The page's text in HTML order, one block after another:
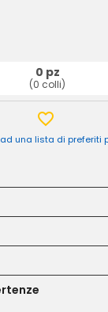
0 pz
(0 colli)
una lista di preferiti